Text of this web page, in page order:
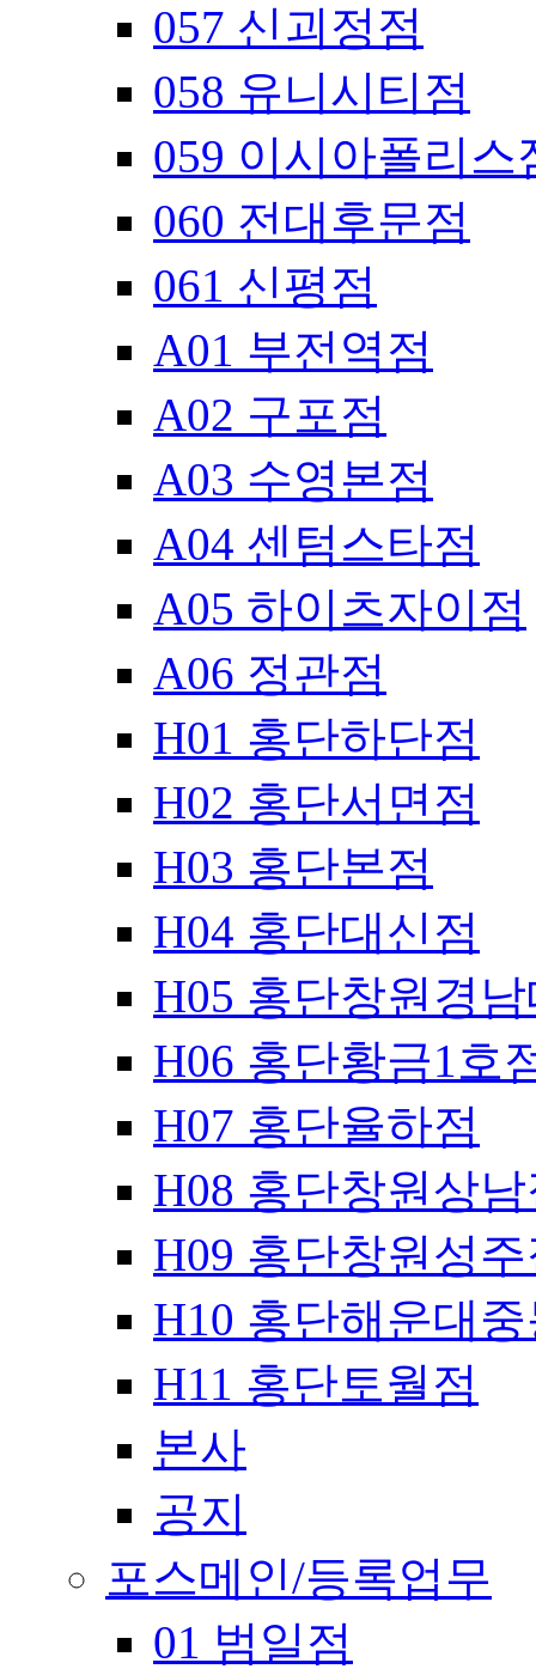
057 신괴정점
058 유니시티점
059 이시아폴리스
060 전대후문점
061 신평점
A01 부전역점
A02 구포점
A03 수영본점
A04 센텀스타점
A05 하이츠자이점
A06 정관점
H01 홍단하단점
H02 홍단서면점
H03 홍단본점
H04 홍단대신점
H05 홍단창원경
H06 홍단황금1호
H07 홍단율하점
H08 홍단창원상
H09 홍단창원성
H10 홍단해운대
H11 홍단토월점
본사
공지
포스메인/등록업무
01 범일점